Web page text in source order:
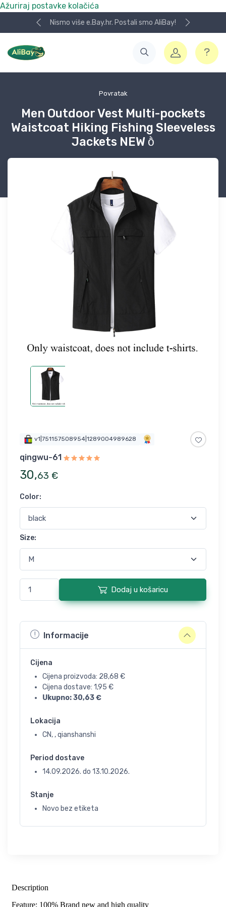
Ažuriraj postavke kolačića
Nismo više e.Bay.hr. Postali smo AliBay!
Povratak
Men Outdoor Vest Multi-pockets
Waistcoat Hiking Fishing Sleeveless
Jackets NEW ṑ
v1|751157508954|1289004989628
qingwu-61
30,63 €
Color:
Size:
Dodaj u košaricu
Informacije
Cijena
Cijena proizvoda: 28,68 €
Cijena dostave: 1,95 €
Ukupno:30,63€
Lokacija
CN, , qianshanshi
Period dostave
14.09.2026. do 13.10.2026.
Stanje
Novo bez etiketa